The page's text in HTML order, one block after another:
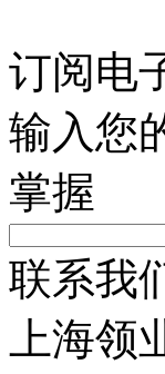
订阅电
输入您
掌握
联系我
上海领